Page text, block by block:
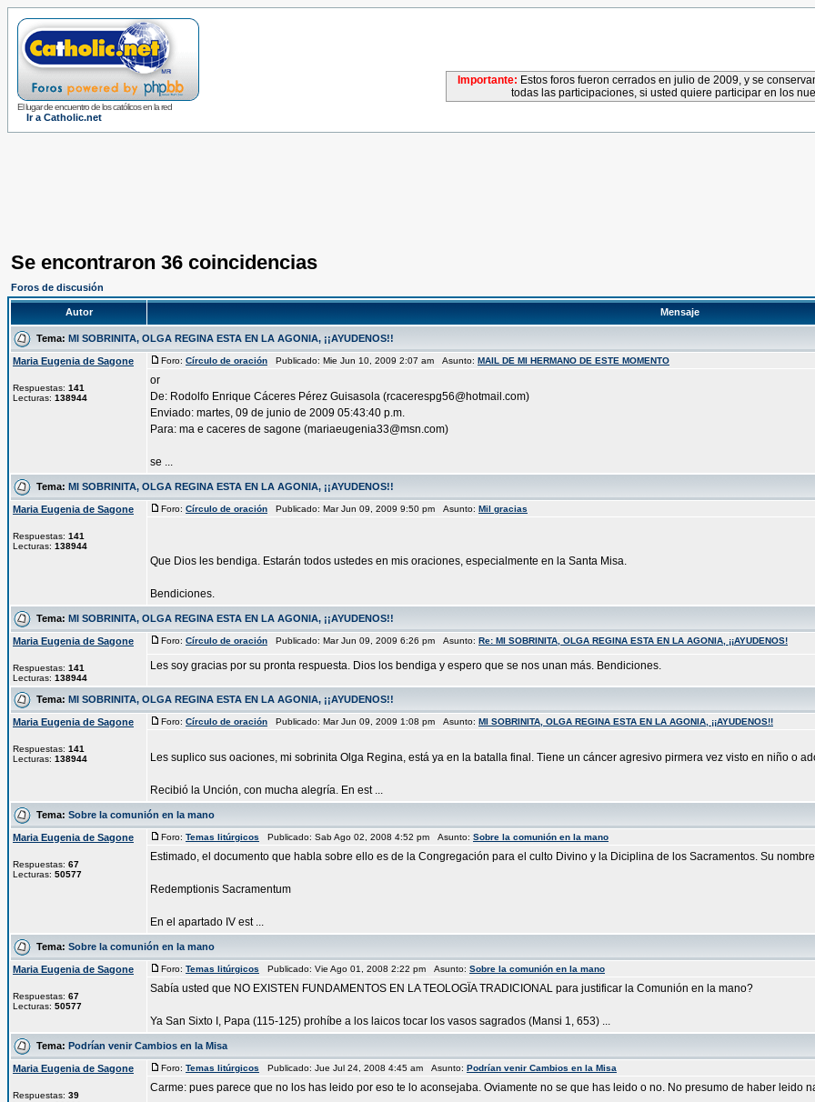
El lugar de encuentro de los católicos en la red
Ir a Catholic.net
Importante: Estos foros fueron cerrados en julio de 2009, y se
todas las participaciones, si usted quiere participar en los
Se encontraron 36 coincidencias
Foros de discusión
Autor Mensaje
Tema: MI SOBRINITA, OLGA REGINA ESTA EN LA AGONIA, ¡¡AYUDENOS!!
Maria Eugenia de Sagone
Respuestas: 141
Lecturas: 138944
Foro: Círculo de oración Publicado: Mie Jun 10, 2009 2:07 am Asunto: MAIL DE MI HERMANO DE ESTE MOMENTO
De: Rodolfo Enrique Cáceres Pérez Guisasola (rcacerespg56@hotmail.com)
Enviado: martes, 09 de junio de 2009 05:43:40 p.m.
Para: ma e caceres de sagone (mariaeugenia33@msn.com)
se ...
Tema: MI SOBRINITA, OLGA REGINA ESTA EN LA AGONIA, ¡¡AYUDENOS!!
Maria Eugenia de Sagone
Respuestas: 141
Lecturas: 138944
Foro: Círculo de oración Publicado: Mar Jun 09, 2009 9:50 pm Asunto: Mil gracias
Que Dios les bendiga. Estarán todos ustedes en mis oraciones, especialmente en la Santa Misa.
Bendiciones.
Tema: MI SOBRINITA, OLGA REGINA ESTA EN LA AGONIA, ¡¡AYUDENOS!!
Maria Eugenia de Sagone
Respuestas: 141
Lecturas: 138944
Foro: Círculo de oración Publicado: Mar Jun 09, 2009 6:26 pm Asunto: Re: MI SOBRINITA, OLGA REGINA ESTA EN LA AGONIA, ¡¡AYUDENOS!
Les soy gracias por su pronta respuesta. Dios los bendiga y espero que se nos unan más. Bendiciones.
Tema: MI SOBRINITA, OLGA REGINA ESTA EN LA AGONIA, ¡¡AYUDENOS!!
Maria Eugenia de Sagone
Respuestas: 141
Lecturas: 138944
Foro: Círculo de oración Publicado: Mar Jun 09, 2009 1:08 pm Asunto: MI SOBRINITA, OLGA REGINA ESTA EN LA AGONIA, ¡¡AYUDENOS!!
Les suplico sus oaciones, mi sobrinita Olga Regina, está ya en la batalla final. Tiene un cáncer agresivo pirmera vez visto en niño o
Recibió la Unción, con mucha alegría. En est ...
Tema: Sobre la comunión en la mano
Maria Eugenia de Sagone
Respuestas: 67
Lecturas: 50577
Foro: Temas litúrgicos Publicado: Sab Ago 02, 2008 4:52 pm Asunto: Sobre la comunión en la mano
Estimado, el documento que habla sobre ello es de la Congregación para el culto Divino y la Diciplina de los Sacramentos. Su
Redemptionis Sacramentum
En el apartado IV est ...
Tema: Sobre la comunión en la mano
Maria Eugenia de Sagone
Respuestas: 67
Lecturas: 50577
Foro: Temas litúrgicos Publicado: Vie Ago 01, 2008 2:22 pm Asunto: Sobre la comunión en la mano
Sabía usted que NO EXISTEN FUNDAMENTOS EN LA TEOLOGÏA TRADICIONAL para justificar la Comunión en la mano?
Ya San Sixto I, Papa (115-125) prohíbe a los laicos tocar los vasos sagrados (Mansi 1, 653) ...
Tema: Podrían venir Cambios en la Misa
Maria Eugenia de Sagone
Respuestas: 39
Foro: Temas litúrgicos Publicado: Jue Jul 24, 2008 4:45 am Asunto: Podrían venir Cambios en la Misa
Carme: pues parece que no los has leido por eso te lo aconsejaba. Oviamente no se que has leido o no. No presumo de haber leido